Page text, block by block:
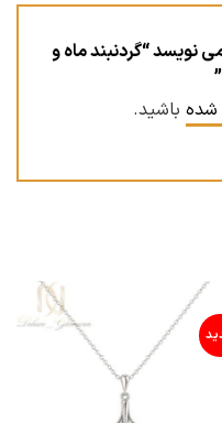
نویسد “گردنبند ماه و
شده باشید.